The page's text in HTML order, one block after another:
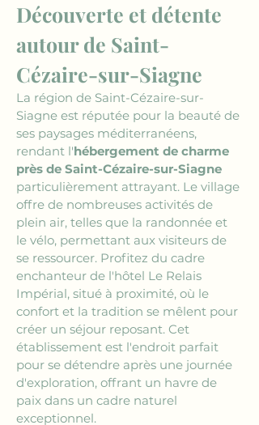
Découverte et détente
autour de Saint-
Cézaire-sur-Siagne
La région de Saint-Cézaire-sur-
Siagne est réputée pour la beauté de
ses paysages méditerranéens,
rendant l'hébergement de charme
près de Saint-Cézaire-sur-Siagne
particulièrement attrayant. Le village
offre de nombreuses activités de
plein air, telles que la randonnée et
le vélo, permettant aux visiteurs de
se ressourcer. Profitez du cadre
enchanteur de l'hôtel Le Relais
Impérial, situé à proximité, où le
confort et la tradition se mêlent pour
créer un séjour reposant. Cet
établissement est l'endroit parfait
pour se détendre après une journée
d'exploration, offrant un havre de
paix dans un cadre naturel
exceptionnel.